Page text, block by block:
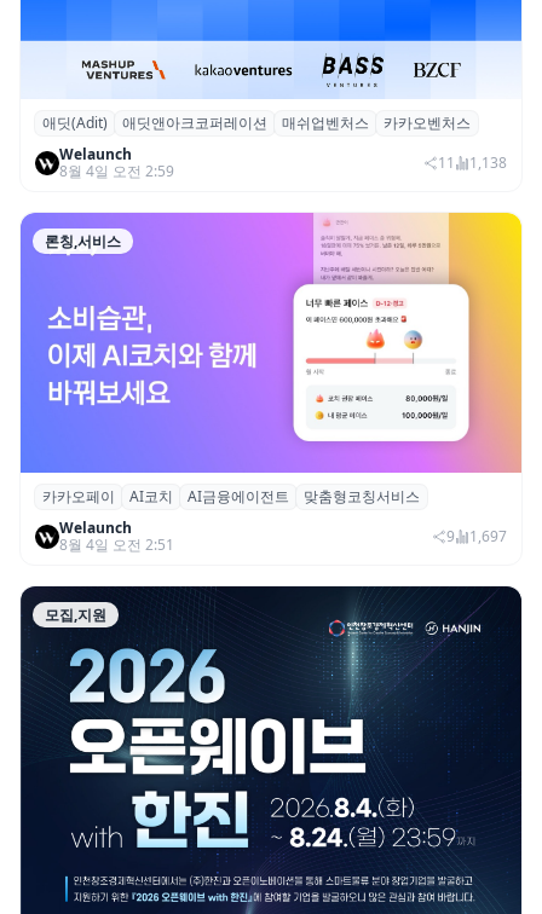
애딧앤아크, AI 인스타그램 광고 플랫폼 ‘애
딧’ 시드 투자 유치
애딧(Adit) 애딧앤아크코퍼레이션 매쉬업벤처스
카카오벤처스
Welaunch
8월 4일 오전 2:59
11 1,138
론칭,서비스
카카오페이, 마이데이터 기반 AI 금융 에이
전트 ‘AI코치’ 베타 출시
카카오페이 AI코치 AI금융에이전트
맞춤형코칭서비스
Welaunch
8월 4일 오전 2:51
9 1,697
모집,지원